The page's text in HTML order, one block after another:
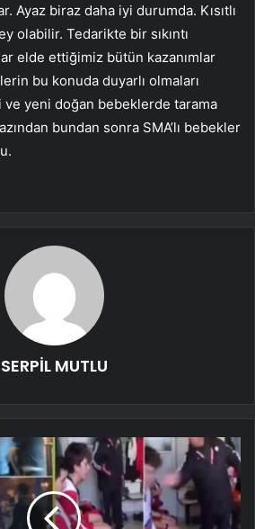
Ayaz biraz daha iyi durumda. Kısıtlı
olabilir. Tedarikte bir sıkıntı
elde ettiğimiz bütün kazanımlar
bu konuda duyarlı olmaları
yeni doğan bebeklerde tarama
bundan sonra SMA’lı bebekler
SERPİL MUTLU